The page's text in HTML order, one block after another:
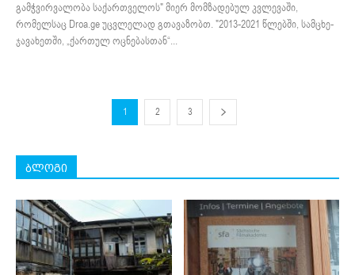
გამჭვირვალობა საქართველოს" მიერ მომზადებულ კვლევაში,
რომელსაც Droa.ge უცვლელად გთავაზობთ. "2013-2021 წლებში, სამცხე-
ჯავახეთში, „ქართულ ოცნებასთან“...
1 2 3
ბლოგი